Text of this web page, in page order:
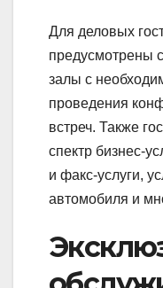
Для деловых
предусмотрены
залы с
проведения
встреч. Также
спектр бизнес-
и факс-услуги,
автомобиля и